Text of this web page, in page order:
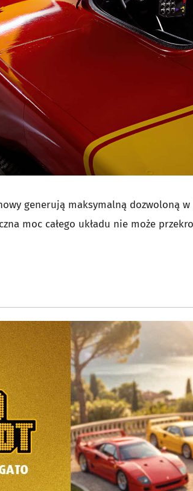
generują maksymalną dozwoloną
moc całego układu nie może